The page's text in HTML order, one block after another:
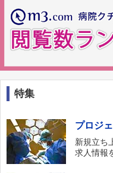
特集
プロジ
新規立ち
求人情報